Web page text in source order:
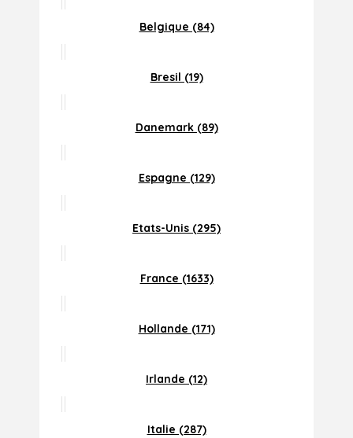
Belgique (84)
Bresil (19)
Danemark (89)
Espagne (129)
Etats-Unis (295)
France (1633)
Hollande (171)
Irlande (12)
Italie (287)